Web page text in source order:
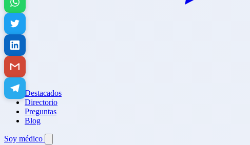
Destacados
Directorio
Preguntas
Blog
Soy médico